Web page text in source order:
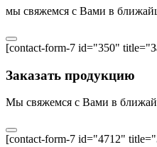
мы свяжемся с Вами в
[contact-form-7 id="350"
Заказать продукцию
Мы свяжемся с Вами в
[contact-form-7 id="4712"